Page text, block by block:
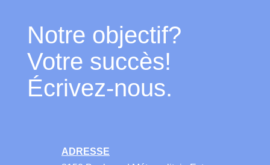
Notre objectif?
Votre succès!
Écrivez-nous.
ADRESSE